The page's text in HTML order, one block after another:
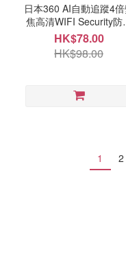
日本360 AI自動追蹤4
焦高清WIFI Security防
攝錄五鏡鏡頭 10月頭
HK$78.00
HK$98.00
1 2